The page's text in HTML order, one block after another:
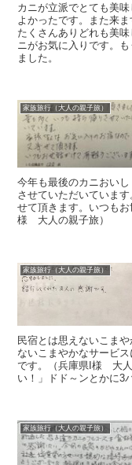
カニが立派でとても美
よかったです。また来
たくさんありどれも美
ニがお気に入りです。
ました。
家族旅行（大人の親子旅）
今年も最後のカニおい
させていただいていま
せて頂きます。いつも
様 大人の親子旅）
家族旅行（大人の親子旅）
民宿とは思えないこま
ないこまやかなサービ
です。（兵庫県I様 大
い！」ドド～ンとかに3
家族旅行（大人の親子旅）